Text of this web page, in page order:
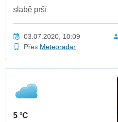
slabě prší
03.07.2020, 10:09
Přes Meteoradar
5 °C